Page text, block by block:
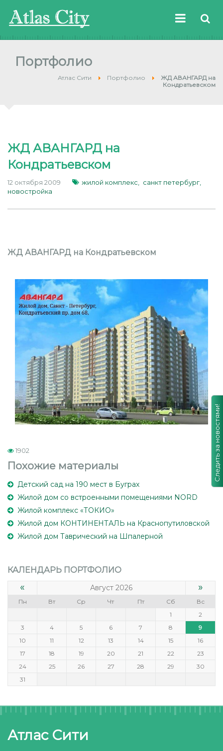
Портфолио
Атлас Сити Портфолио
ЖД АВАНГАРД на
Кондратьевском
ЖД АВАНГАРД на
Кондратьевском
12 октября 2009 жилой комплекс,
санкт петербург,
новостройка
ЖД АВАНГАРД на Кондратьевском
1902
Похожие материалы
Детский сад на 190 мест в Буграх
Жилой дом со встроенными помещениями NORD
Жилой комплекс «ТОКИО»
Жилой дом КОНТИНЕНТАЛЬ на Краснопутиловской
Жилой дом Таврический на Шпалерной
КАЛЕНДАРЬ ПОРТФОЛИО
« Август 2026 »
Пн Вт Ср Чт Пт Сб
Вс
1
2
3
4 5 6 7 8
9
10
11 12 13 14 15
16
17
18 19 20 21 22
23
24
25 26 27 28 29
30
31
Атлас Сити
Следить за новостями!